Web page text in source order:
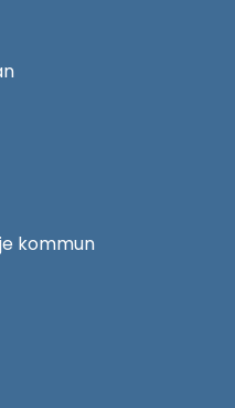
kommun